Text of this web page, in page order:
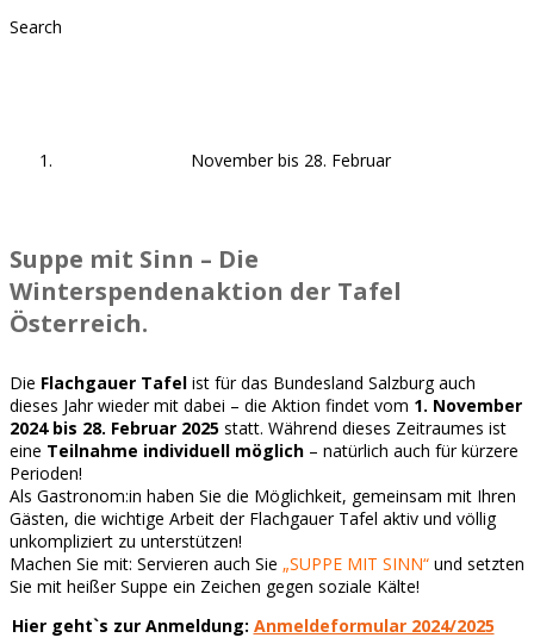
Search
November bis 28. Februar
Suppe mit Sinn – Die
Winterspendenaktion der Tafel
Österreich.
Die Flachgauer Tafel ist für das Bundesland Salzburg auch
dieses Jahr wieder mit dabei – die Aktion findet vom 1. November
2024 bis 28. Februar 2025 statt. Während dieses Zeitraumes ist
eine Teilnahme individuell möglich – natürlich auch für kürzere
Perioden!
Als Gastronom:in haben Sie die Möglichkeit, gemeinsam mit Ihren
Gästen, die wichtige Arbeit der Flachgauer Tafel aktiv und völlig
unkompliziert zu unterstützen!
Machen Sie mit: Servieren auch Sie „SUPPE MIT SINN“ und setzten
Sie mit heißer Suppe ein Zeichen gegen soziale Kälte!
Hier geht`s zur Anmeldung: Anmeldeformular 2024/2025